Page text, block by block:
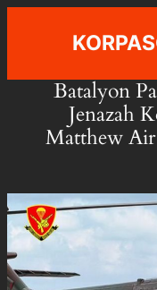
Batalyon
Jenazah
Matthew Air